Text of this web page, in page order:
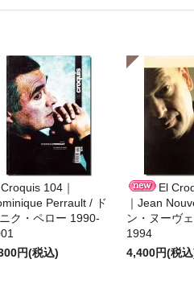
104｜
Perrault / ド
ク・ペロー 1990-
円(税込)
El
｜Jean
ン・ヌーヴ
1994
4,400円(税